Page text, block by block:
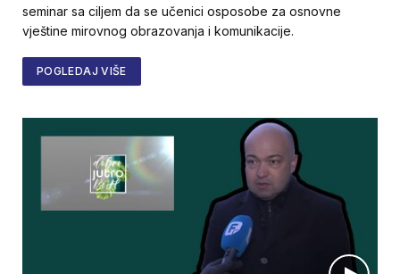
seminar sa ciljem da se učenici osposobe za osnovne
vještine mirovnog obrazovanja i komunikacije.
POGLEDAJ VIŠE